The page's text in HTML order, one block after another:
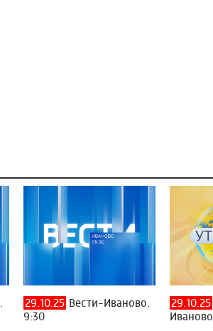
29.10.25 Вести-Иваново.
9:30
29.10.25
Иваново